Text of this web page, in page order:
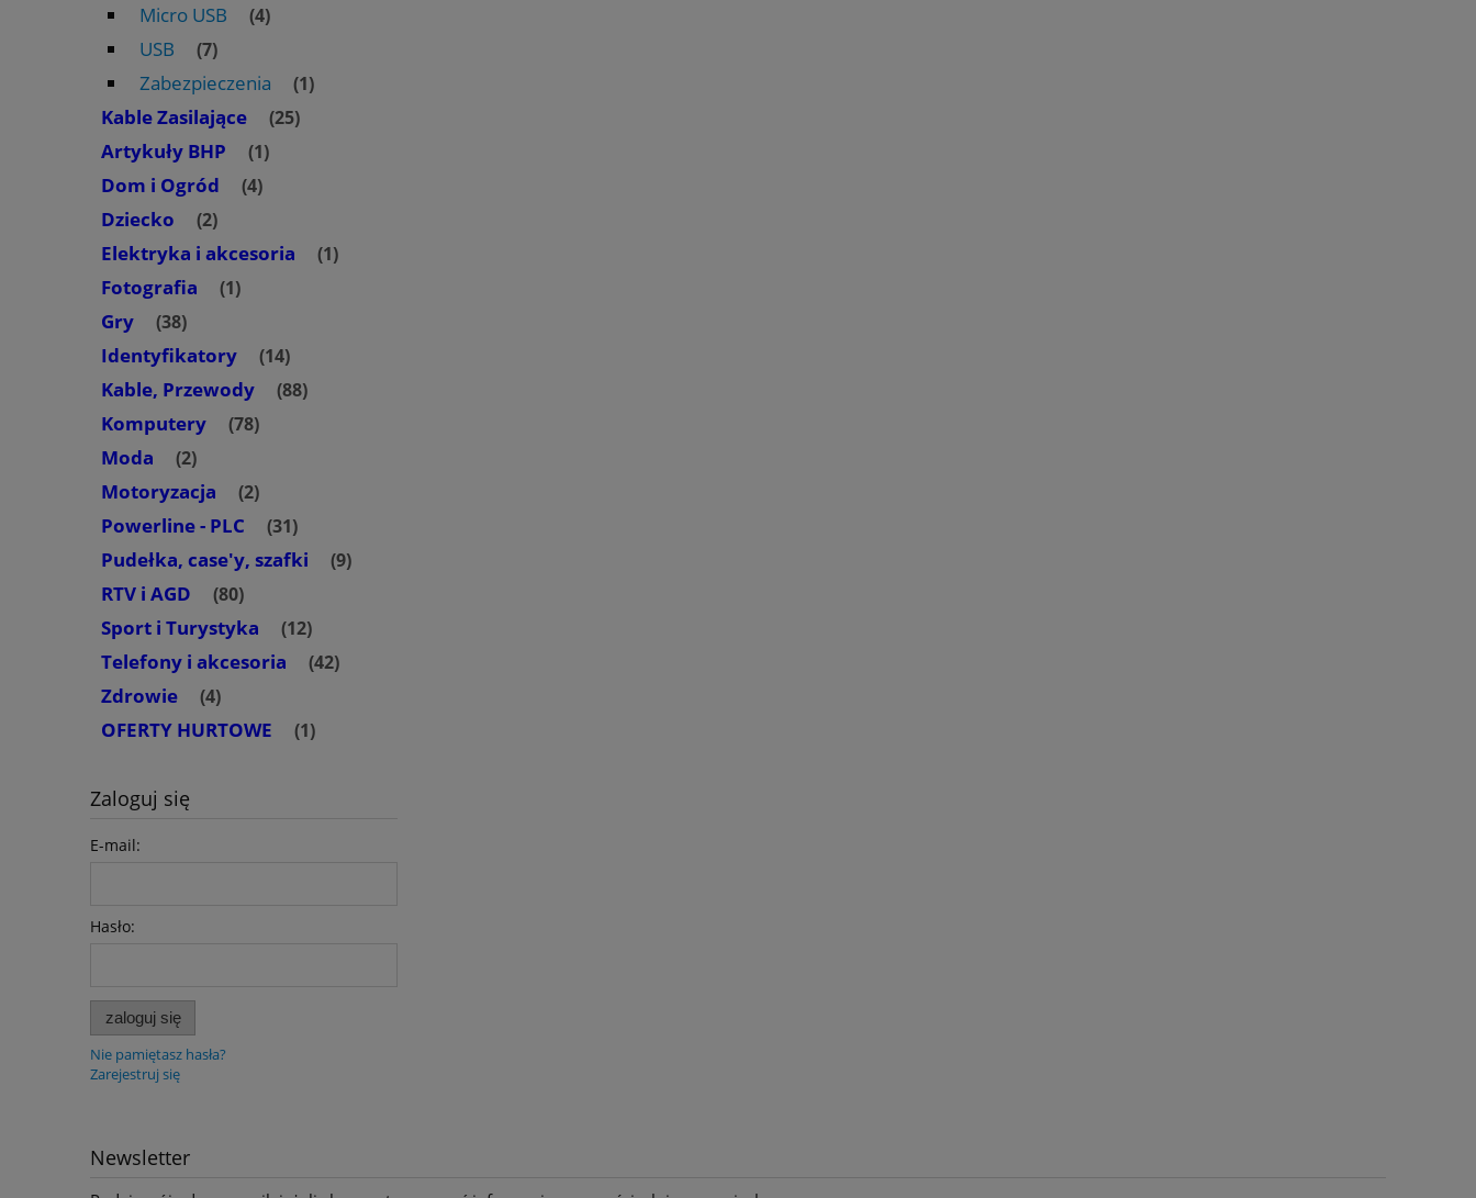
Micro USB (4)
USB (7)
Zabezpieczenia (1)
Kable Zasilające (25)
Artykuły BHP (1)
Dom i Ogród (4)
Dziecko (2)
Elektryka i akcesoria (1)
Fotografia (1)
Gry (38)
Identyfikatory (14)
Kable, Przewody (88)
Komputery (78)
Moda (2)
Motoryzacja (2)
Powerline - PLC (31)
Pudełka, case'y, szafki (9)
RTV i AGD (80)
Sport i Turystyka (12)
Telefony i akcesoria (42)
Zdrowie (4)
OFERTY HURTOWE (1)
Zaloguj się
E-mail:
Hasło:
zaloguj się
Nie pamiętasz hasła?
Zarejestruj się
Newsletter